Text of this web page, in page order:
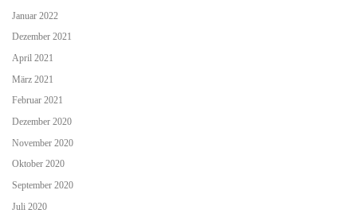
Januar 2022
Dezember 2021
April 2021
März 2021
Februar 2021
Dezember 2020
November 2020
Oktober 2020
September 2020
Juli 2020